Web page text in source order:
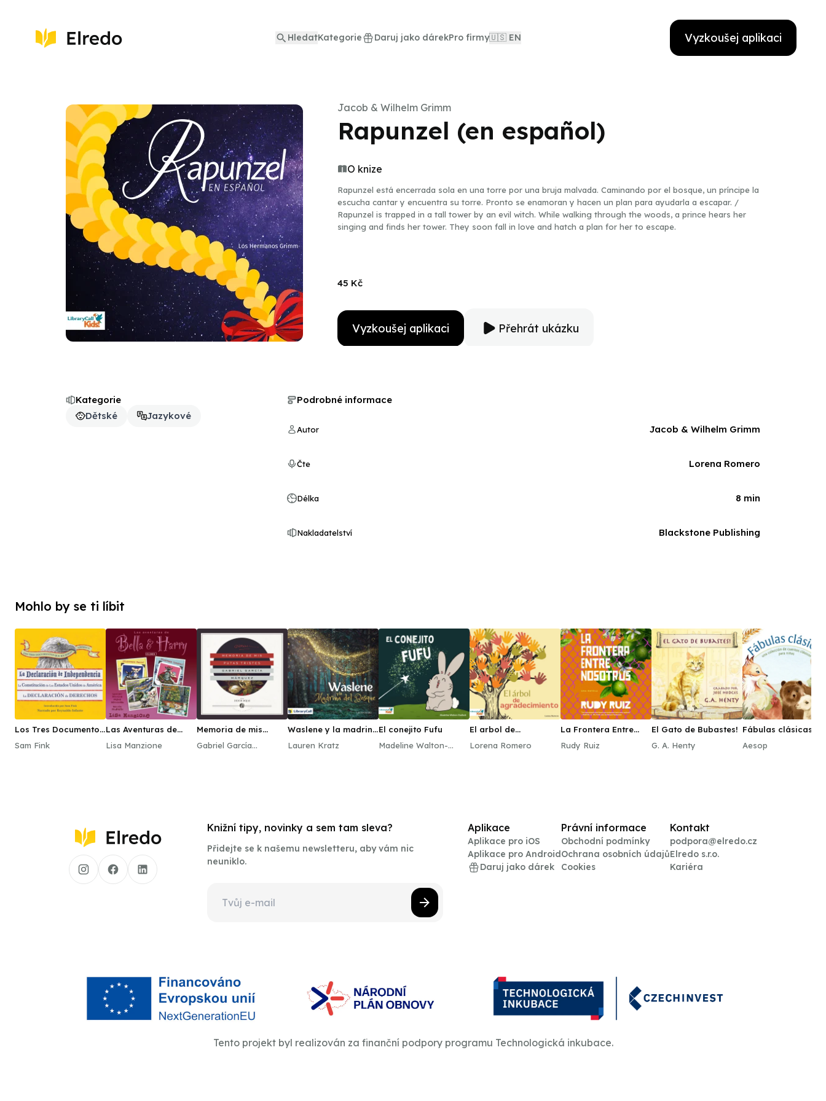
HledatKategorie Daruj jako dárekPro firmy🇺🇸 EN Vyzkoušej aplikaci
Jacob & Wilhelm Grimm
Rapunzel (en español)
O knize
Rapunzel está encerrada sola en una torre por una bruja malvada. Caminando por el bosque, un príncipe la
escucha cantar y encuentra su torre. Pronto se enamoran y hacen un plan para ayudarla a escapar. /
Rapunzel is trapped in a tall tower by an evil witch. While walking through the woods, a prince hears her
singing and finds her tower. They soon fall in love and hatch a plan for her to escape.
45 Kč
Vyzkoušej aplikaci Přehrát ukázku
Kategorie
Dětské
Jazykové
Podrobné informace
Autor Jacob & Wilhelm Grimm
Čte Lorena Romero
Délka 8 min
Nakladatelství Blackstone Publishing
Mohlo by se ti líbit
Los Tres Documentos
[The Three
Sam Fink
Las Aventuras de
Lisa Manzione
Memoria de mis
Gabriel García
Waslene y la madrina
Lauren Kratz
El conejito Fufu
Madeline Walton-
El arbol de
Lorena Romero
La Frontera Entre
Rudy Ruiz
El Gato de Bubastes!
G. A. Henty
Fábulas clásicas
Aesop
Knižní tipy, novinky a sem tam sleva?
Přidejte se k našemu newsletteru, aby vám nic
neuniklo.
Aplikace
Aplikace pro iOS
Aplikace pro Android
Daruj jako dárek
Právní informace
Obchodní podmínky
Ochrana osobních údajů
Cookies
Kontakt
podpora@elredo.cz
Elredo s.r.o.
Kariéra
Tento projekt byl realizován za finanční podpory programu Technologická inkubace.